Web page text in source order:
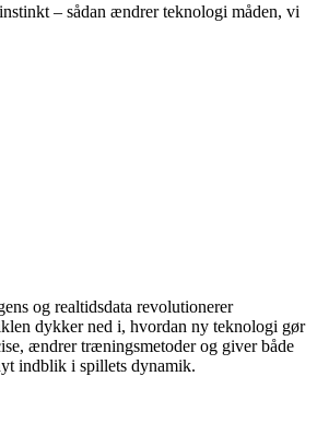
– sådan ændrer teknologi måden, vi
og realtidsdata revolutionerer
dykker ned i, hvordan ny teknologi gør
ændrer træningsmetoder og giver både
indblik i spillets dynamik.